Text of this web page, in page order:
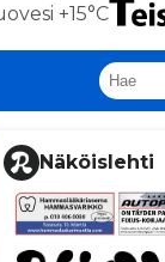
+15°C
Näköislehti